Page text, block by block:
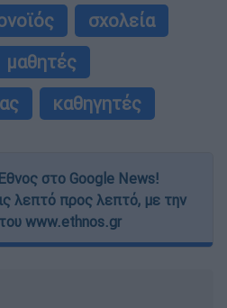
σχολεία
μαθητές
καθηγητές
στο Google News!
λεπτό προς λεπτό, με την
www.ethnos.gr